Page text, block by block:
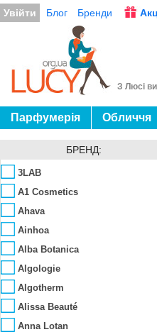
Увійти Блог Бренди
З Люсі
Парфумерія Обличчя
БРЕНД:
3LAB
A1 Cosmetics
Ahava
Ainhoa
Alba Botanica
Algologie
Algotherm
Alissa Beauté
Anna Lotan